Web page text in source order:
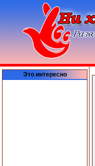
Это интересно